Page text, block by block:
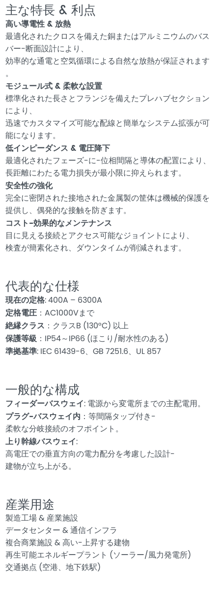
主な特長 & 利点
高い導電性 & 放熱
最適化されたクロスを備えた銅またはアルミニウムのバス
バー-断面設計により、
効率的な通電と空気循環による自然な放熱が保証されます
。
モジュール式 & 柔軟な設置
標準化された長さとフランジを備えたプレハブセクション
により、
迅速でカスタマイズ可能な配線と簡単なシステム拡張が可
能になります。
低インピーダンス & 電圧降下
最適化されたフェーズ-に-位相間隔と導体の配置により、
長距離にわたる電力損失が最小限に抑えられます。
安全性の強化
完全に密閉された接地された金属製の筐体は機械的保護を
提供し、偶発的な接触を防ぎます。
コスト-効果的なメンテナンス
目に見える接続とアクセス可能なジョイントにより、
検査が簡素化され、ダウンタイムが削減されます。
代表的な仕様
現在の定格: 400A – 6300A
定格電圧 ：AC1000Vまで
絶縁クラス ：クラスB (130°C) 以上
保護等級 ：IP54～IP66 (ほこり/耐水性のある)
準拠基準: IEC 61439-6、GB 7251.6、UL 857
一般的な構成
フィーダーバスウェイ: 電源から変電所までの主配電用。
プラグ-バスウェイ内 ：等間隔タップ付き-
柔軟な分岐接続のオフポイント。
上り幹線バスウェイ:
高電圧での垂直方向の電力配分を考慮した設計-
建物が立ち上がる。
産業用途
製造工場 & 産業施設
データセンター & 通信インフラ
複合商業施設 & 高い-上昇する建物
再生可能エネルギープラント (ソーラー/風力発電所)
交通拠点 (空港、地下鉄駅)